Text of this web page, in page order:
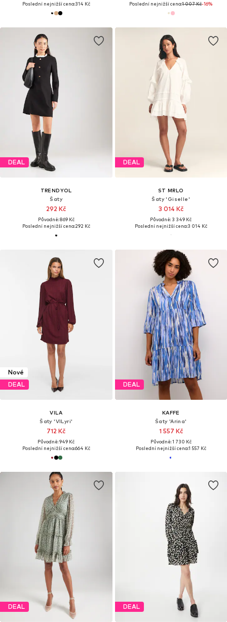
Poslední nejnižší cena:314 Kč Poslední nejnižší cena:1 007 Kč-16%
DEAL
TRENDYOL
Šaty
292 Kč
Původně: 869 Kč
Poslední nejnižší cena:292 Kč
DEAL
ST MRLO
Šaty 'Giselle'
3 014 Kč
Původně: 3 349 Kč
Poslední nejnižší cena:3 014 Kč
Nové
DEAL
VILA
Šaty 'VILyri'
712 Kč
Původně: 949 Kč
Poslední nejnižší cena:664 Kč
DEAL
KAFFE
Šaty 'Arina'
1 557 Kč
Původně: 1 730 Kč
Poslední nejnižší cena:1 557 Kč
DEAL DEAL